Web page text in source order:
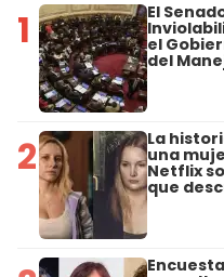
1 El
el
del
2 La
una
Netflix
que